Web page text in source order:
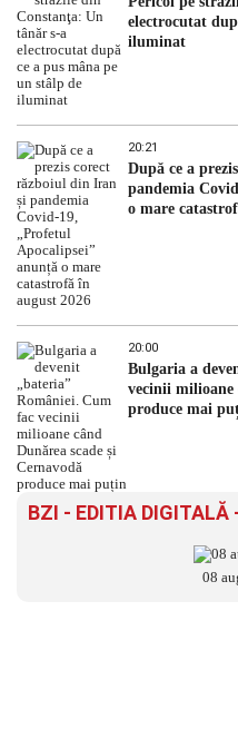
electrocutat
iluminat
20:21
După ce a
pandemia
o mare
20:00
Bulgaria a
vecinii milioane
produce mai
BZI - EDITIA DIGITALĂ
08